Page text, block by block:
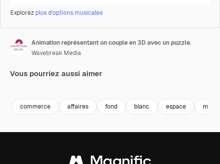
Explorez plus d’options musicales
Animation représentant un couple en 3D avec un puzzle.
Wavebreak Media
Vous pourriez aussi aimer
commerce affaires fond blanc espace main